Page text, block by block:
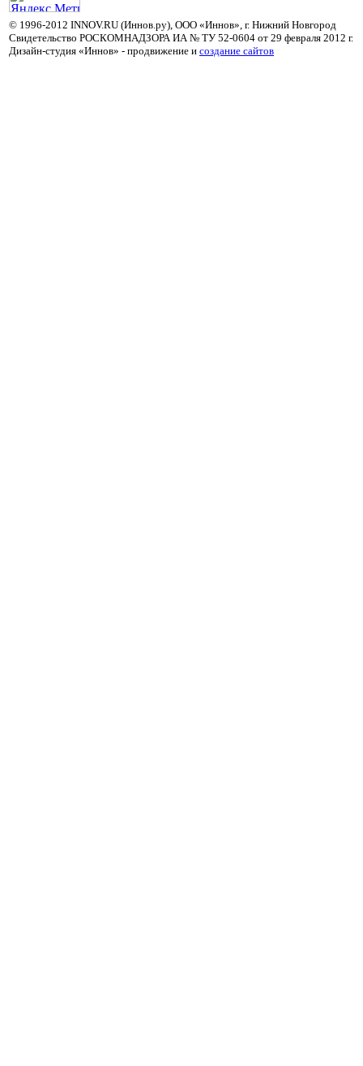
© 1996-2012 INNOV.RU (Иннов.ру), ООО «Иннов», г. Нижний Новгород
Свидетельство РОСКОМНАДЗОРА ИА № ТУ 52-0604 от 29 февраля 2012 г.
Дизайн-студия «Иннов» - продвижение и cоздание сайтов